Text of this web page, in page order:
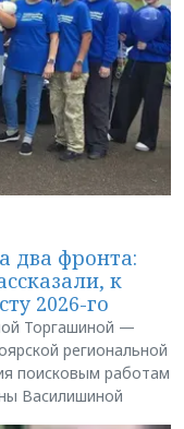
два фронта:
к
2026-го
Торгашиной —
региональной
поисковым работам
Василишиной